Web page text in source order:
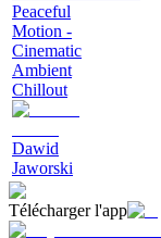
Peaceful
Motion -
Cinematic
Ambient
Chillout
Dawid
Jaworski
Télécharger l'app